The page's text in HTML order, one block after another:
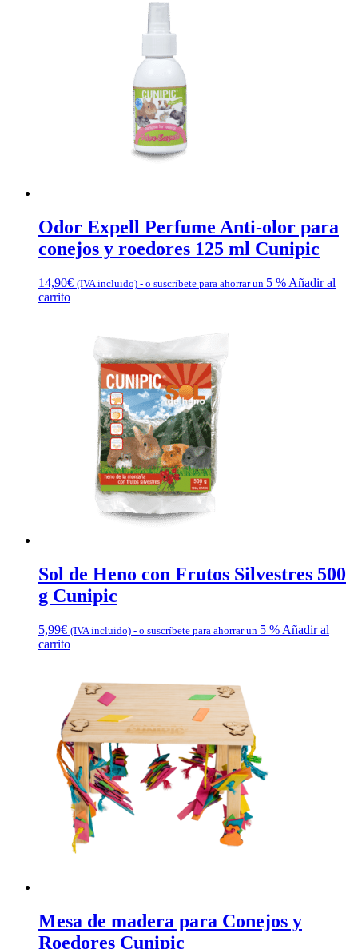
Odor Expell Perfume Anti-olor para
conejos y roedores 125 ml Cunipic
14,90€ (IVA incluido) - o suscríbete para ahorrar un 5 % Añadir al
carrito
Sol de Heno con Frutos Silvestres 500
g Cunipic
5,99€ (IVA incluido) - o suscríbete para ahorrar un 5 % Añadir al
carrito
Mesa de madera para Conejos y
Roedores Cunipic